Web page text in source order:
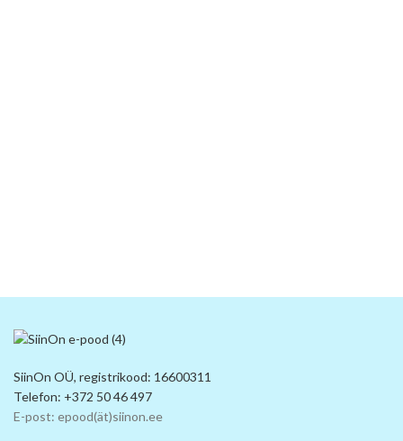
SiinOn OÜ, registrikood: 16600311
Telefon: +372 50 46 497
E-post: epood(ät)siinon.ee